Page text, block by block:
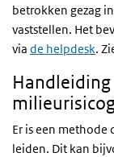
betrokken gezag
vaststellen. Het
via de helpdesk.
Er is een
leiden. Dit kan